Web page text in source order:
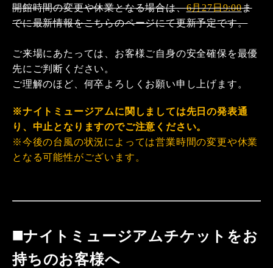
開館時間の変更や休業となる場合は、6月27日9:00ま
でに最新情報をこちらのページにて更新予定です。
ご来場にあたっては、お客様ご自身の安全確保を最優
先にご判断ください。
ご理解のほど、何卒よろしくお願い申し上げます。
※ナイトミュージアムに関しましては先日の発表通
り、中止となりますのでご注意ください。
※今後の台風の状況によっては営業時間の変更や休業
となる可能性がございます。
◼️ナイトミュージアムチケットをお
持ちのお客様へ